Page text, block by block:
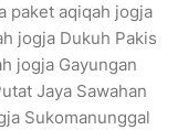
paket aqiqah jogja
jogja Dukuh Pakis
jogja Gayungan
Jaya Sawahan
Sukomanunggal